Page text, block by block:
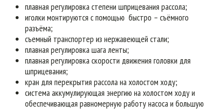
плавная регулировка степени шприцевания рассола;
иголки монтируются с помощью быстро – съёмного
разъёма;
съемный транспортер из нержавеющей стали;
плавная регулировка шага ленты;
плавная регулировка скорости движения головки для
шприцевания;
кран для перекрытия рассола на холостом ходу;
система аккумулирующая энергию на холостом ходу и
обеспечивающая равномерную работу насоса и большую